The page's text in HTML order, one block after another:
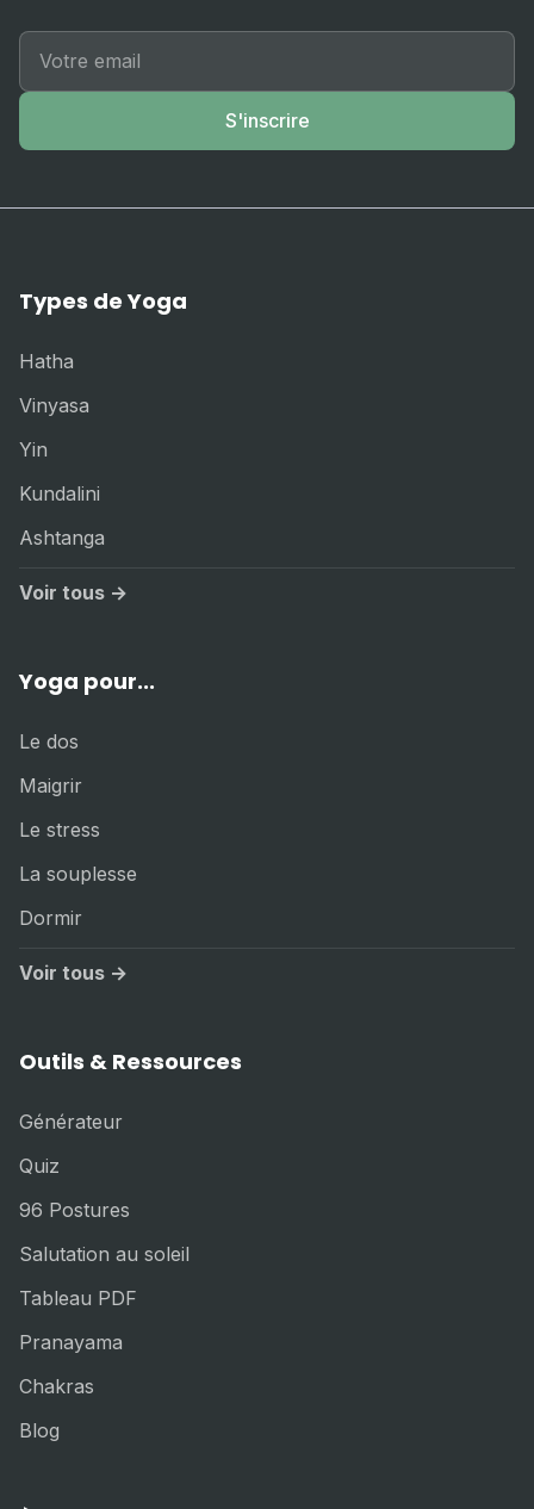
S'inscrire
Types de Yoga
Hatha
Vinyasa
Yin
Kundalini
Ashtanga
Voir tous →
Yoga pour...
Le dos
Maigrir
Le stress
La souplesse
Dormir
Voir tous →
Outils & Ressources
Générateur
Quiz
96 Postures
Salutation au soleil
Tableau PDF
Pranayama
Chakras
Blog